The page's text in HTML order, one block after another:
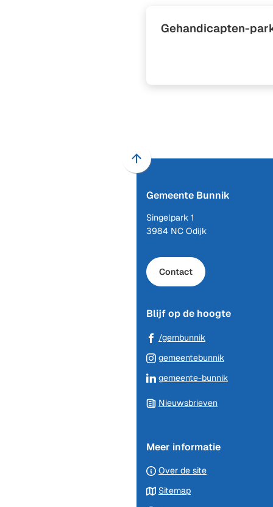
Gehandicapten-
Scroll
boven
naar
het
de
paginainhoud
Gemeente Bunnik
Singelpark 1
3984 NC Odijk
Contact
Blijf op de hoogte
/gembunnik(Verwijst
naar
externe
gemeentebunnik(Verwijst
naar
gemeente-bunnik(Verwijst
Nieuwsbrieven
Meer informatie
Over de site
Sitemap